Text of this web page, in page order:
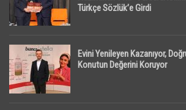
Türkçe Sözlük’e Girdi
Evini Yenileyen Kazanıyor,
Konutun Değerini Koruyor